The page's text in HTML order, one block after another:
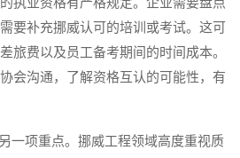
要补充挪威认可的培训或考试。这可
旅费以及员工备考期间的时间成本。
会沟通，了解资格互认的可能性，有
项重点。挪威工程领域高度重视质